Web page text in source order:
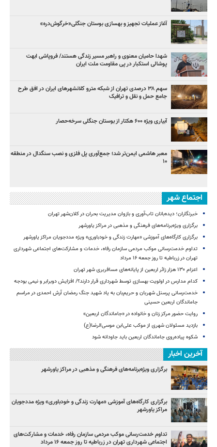
آغاز عملیات تجهیز و بهسازی بوستان جنگلی«خرگوش‌دره»
شهدا حامیان معنوی و راهبر مسیر زندگی هستند/ فروپاشی ابهت
پوشالی استکبار در پی مقاومت ملت ایران
سهم ۳۸ درصدی تهران از شبکه مترو کلانشهرهای ایران در افق طرح
جامع حمل و نقل و ترافیک
آبیاری ویژه ۶۰۰ هکتار از بوستان جنگلی سرخه‌حصار
معبر هاشمی ایمن‌تر شد؛ جمع‌آوری پل فلزی و نصب سنگدال در منطقه
۱۰
اجتماع شهر
خبرنگاران؛ دیده‌بانان تاب‌آوری و بازوان مدیریت بحران در کلان‌شهر تهران
برگزاری ویژه‌برنامه‌های فرهنگی و مذهبی در مراکز یاورشهر
برگزاری کارگاه‌های آموزشی «مهارت زندگی و خودباوری» ویژه مددجویان مراکز یاورشهر
تداوم خدمت‌رسانی موکب مردمی سازمان رفاه، خدمات و مشارکت‌های اجتماعی شهرداری
تهران در زرباطیه تا روز جمعه ۱۶ مرداد
اعزام ۱۳۰ هزار زائر اربعین از پایانه‌های مسافربری شهر تهران
کدام مدارس در اولویت بهسازی توسط شهرداری قرار دارند؟/ افزایش دوبرابر و نیمی بودجه
خدمت‌رسانی پرسنل شهربان و حریم‌بان به یاد شهید جنگ رمضان آرش احمدی در مراسم
جاماندگان اربعین حسینی
روایت حضور مرکز زنان و خانواده در «جاماندگان اربعین»
بازدید مسئولان شهری از موکب علی‌ابن موسی‌الرضا(ع)
شکوه پیاده‌روی جاماندگان اربعین باید جاودانه شود
آخرین اخبار
برگزاری ویژه‌برنامه‌های فرهنگی و مذهبی در مراکز یاورشهر
برگزاری کارگاه‌های آموزشی «مهارت زندگی و خودباوری» ویژه مددجویان
مراکز یاورشهر
تداوم خدمت‌رسانی موکب مردمی سازمان رفاه، خدمات و مشارکت‌های
اجتماعی شهرداری تهران در زرباطیه تا روز جمعه ۱۶ مرداد